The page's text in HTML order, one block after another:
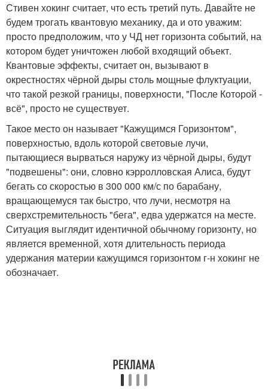
Стивен хокинг считает, что есть третий путь. Давайте не
будем трогать квантовую механику, да и ото уважим:
просто предположим, что у ЧД нет горизонта событий, на
котором будет уничтожен любой входящий объект.
Квантовые эффекты, считает он, вызывают в
окрестностях чёрной дыры столь мощные флуктуации,
что такой резкой границы, поверхности, "После Которой -
всё", просто не существует.
Такое место он называет "Кажущимся Горизонтом",
поверхностью, вдоль которой световые лучи,
пытающиеся вырваться наружу из чёрной дыры, будут
"подвешены": они, словно кэрролловская Алиса, будут
бегать со скоростью в 300 000 км/с по барабану,
вращающемуся так быстро, что лучи, несмотря на
сверхстремительность "бега", едва удержатся на месте.
Ситуация выглядит идентичной обычному горизонту, но
является временной, хотя длительность периода
удержания материи кажущимся горизонтом г-н хокинг не
обозначает.